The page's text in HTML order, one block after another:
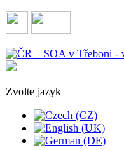
Zvolte jazyk